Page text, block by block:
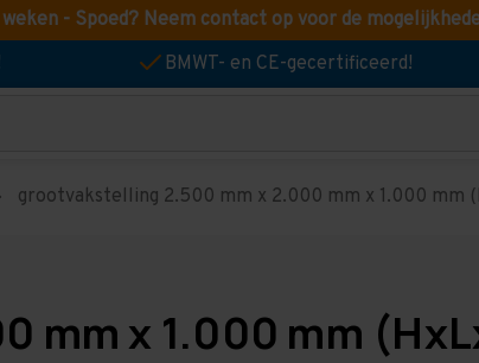
- Spoed? Neem contact op voor de
BMWT- en CE-gecertificeerd!
grootvakstelling 2.500 mm x 2.000 mm x 1.000 mm
x 1.000 mm